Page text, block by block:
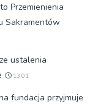
Przemienienia
Sakramentów
ustalenia
13:01
fundacja przyjmuje